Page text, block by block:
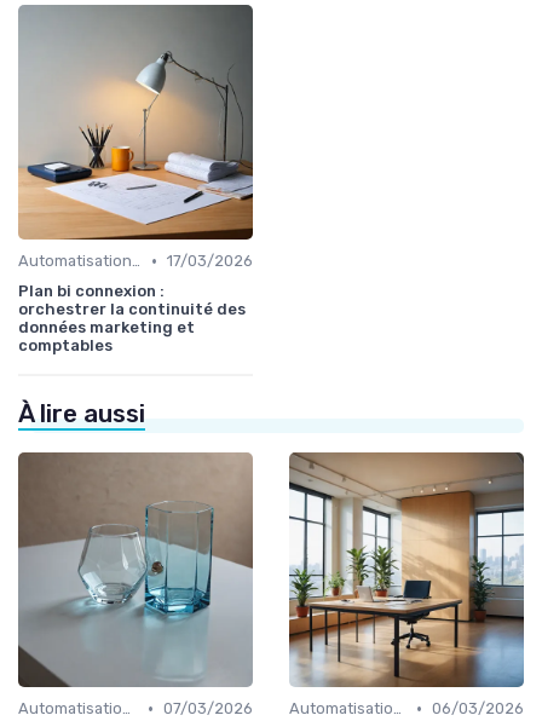
Automatisation et RPA • 17/03/2026
Plan bi connexion :
orchestrer la continuité des
données marketing et
comptables
À lire aussi
Automatisation et RPA • 07/03/2026
Automatisation et RPA • 06/03/2026